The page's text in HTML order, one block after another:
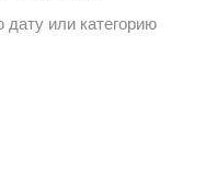
или категорию